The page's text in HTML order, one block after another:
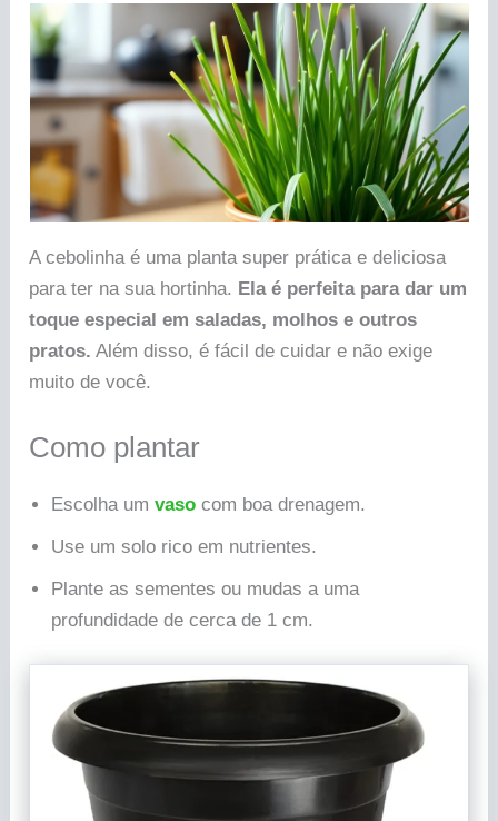
A cebolinha é uma planta super prática e deliciosa
para ter na sua hortinha. Ela é perfeita para dar um
toque especial em saladas, molhos e outros
pratos. Além disso, é fácil de cuidar e não exige
muito de você.
Como plantar
Escolha um vaso com boa drenagem.
Use um solo rico em nutrientes.
Plante as sementes ou mudas a uma
profundidade de cerca de 1 cm.